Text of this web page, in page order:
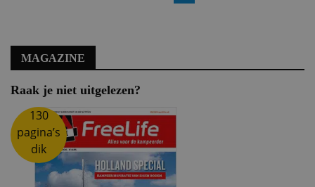
MAGAZINE
Raak je niet uitgelezen?
130
pagina’s
dik